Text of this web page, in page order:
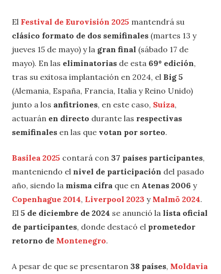
El Festival de Eurovisión 2025 mantendrá su
clásico formato de dos semifinales (martes 13 y
jueves 15 de mayo) y la gran final (sábado 17 de
mayo). En las eliminatorias de esta 69º edición,
tras su exitosa implantación en 2024, el Big 5
(Alemania, España, Francia, Italia y Reino Unido)
junto a los anfitriones, en este caso, Suiza,
actuarán en directo durante las respectivas
semifinales en las que votan por sorteo.
Basilea 2025 contará con 37 países participantes,
manteniendo el nivel de participación del pasado
año, siendo la misma cifra que en Atenas 2006 y
Copenhague 2014, Liverpool 2023 y Malmö 2024.
El 5 de diciembre de 2024 se anunció la lista oficial
de participantes, donde destacó el prometedor
retorno de Montenegro.
A pesar de que se presentaron 38 países, Moldavia